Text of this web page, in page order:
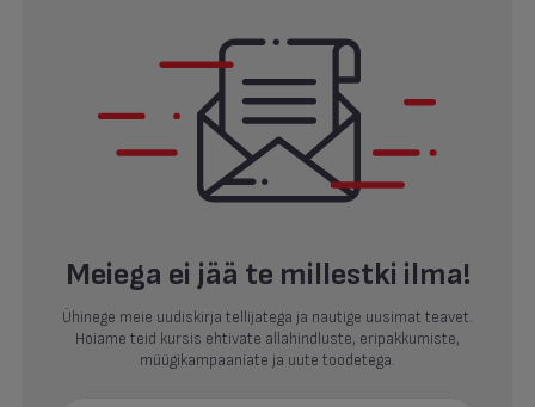
Meiega ei jää te millestki ilma!
Ühinege meie uudiskirja tellijatega ja nautige uusimat teavet.
Hoiame teid kursis ehtivate allahindluste, eripakkumiste,
müügikampaaniate ja uute toodetega.